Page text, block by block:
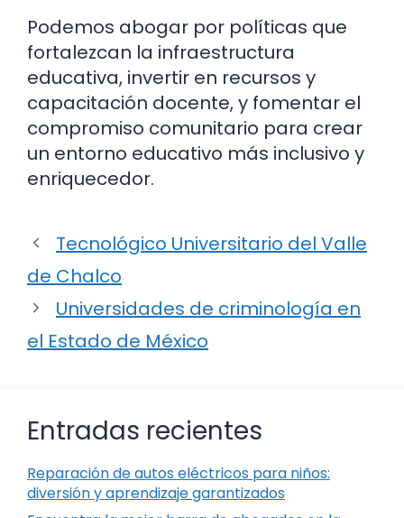
Podemos abogar por políticas que
fortalezcan la infraestructura
educativa, invertir en recursos y
capacitación docente, y fomentar el
compromiso comunitario para crear
un entorno educativo más inclusivo y
enriquecedor.
Tecnológico Universitario del Valle
de Chalco
Universidades de criminología en
el Estado de México
Entradas recientes
Reparación de autos eléctricos para niños:
diversión y aprendizaje garantizados